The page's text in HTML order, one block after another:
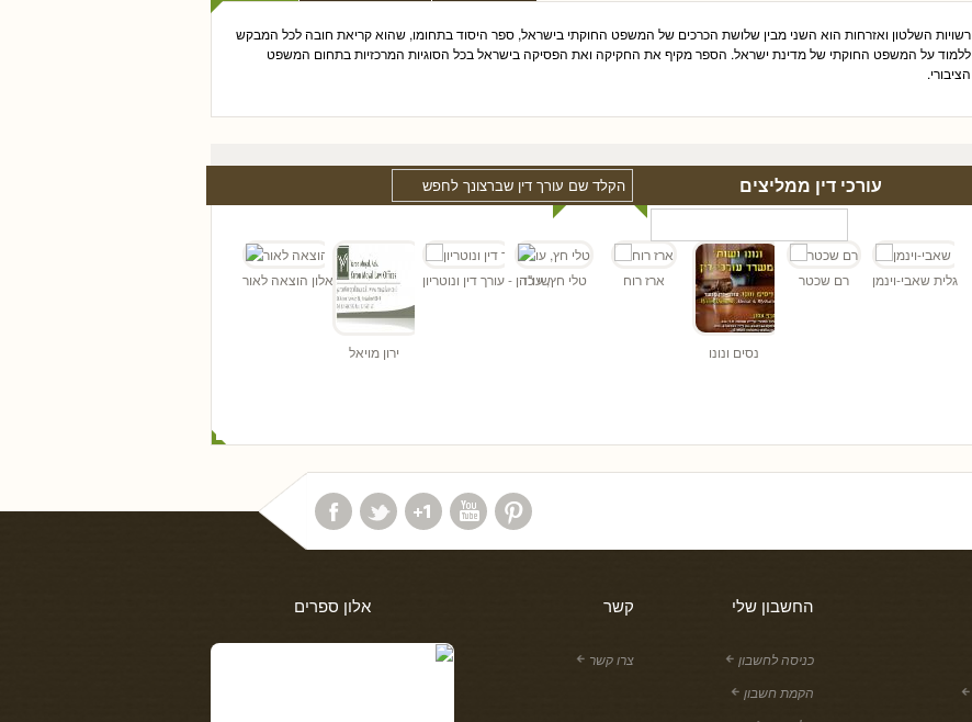
רשויות השלטון ואזרחות הוא השני מבין שלושת הכרכים של המשפט החוקתי בישראל, ספר היסוד בתחומו, שהוא קריאת חובה לכל המבקש
ללמוד על המשפט החוקתי של מדינת ישראל. הספר מקיף את החקיקה ואת הפסיקה בישראל בכל הסוגיות המרכזיות בתחום המשפט
הציבורי.
עורכי דין ממליצים
אלון הוצאה לאור
ירון מויאל
שי כהן - עורך דין ונוטריוןטלי חץ, עו"ד ארז רוח
נסים ונונו
רם שכטר גלית שאבי-וינמן
אלון ספרים קשר
צרו קשר
החשבון שלי
כניסה לחשבון
הקמת חשבון